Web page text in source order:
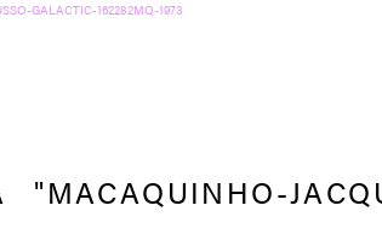
GALACTIC-162282MQ-1973
MACAQUINHO-